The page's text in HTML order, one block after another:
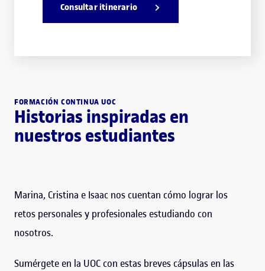
Consultar itinerario
FORMACIÓN CONTINUA UOC
Historias inspiradas en
nuestros estudiantes
Marina, Cristina e Isaac nos cuentan cómo lograr los
retos personales y profesionales estudiando con
nosotros.
Sumérgete en la UOC con estas breves cápsulas en las